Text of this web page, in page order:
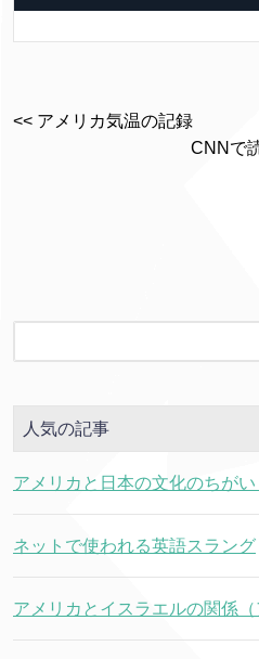
<< アメリカ気温の記録
CNNで
人気の記事
アメリカと日本の文化のちがい
ネットで使われる英語スラング
アメリカとイスラエルの関係（